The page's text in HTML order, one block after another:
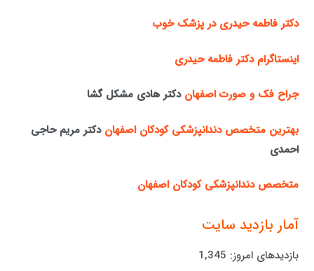
دکتر فاطمه حیدری در پزشک خوب
اینستاگرام دکتر فاطمه حیدری
جراح فک و صورت اصفهان دکتر هادی مشکل گشا
بهترین متخصص دندانپزشکی کودکان اصفهان دکتر مریم حاجی
احمدی
متخصص دندانپزشکی کودکان اصفهان
آمار بازدید سایت
بازدیدهای امروز: 1,345